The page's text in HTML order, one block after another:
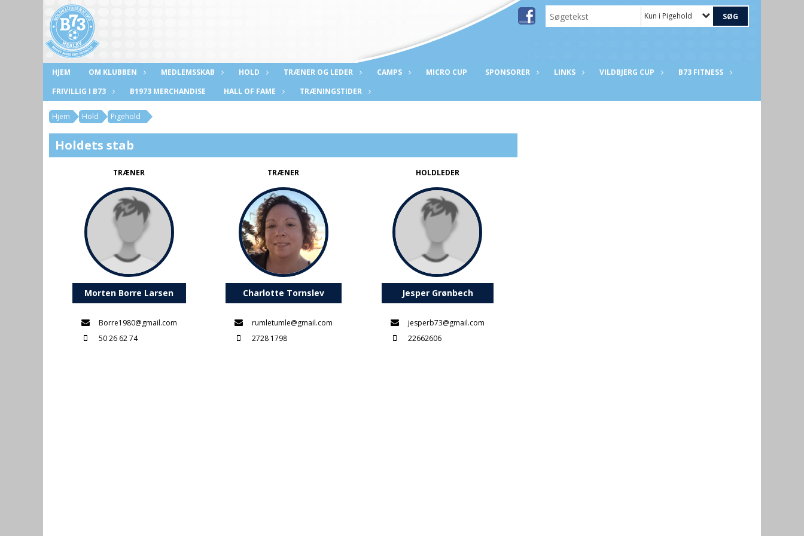
Kun i Pigehold
HJEM OM KLUBBEN MEDLEMSSKAB HOLD TRÆNER OG LEDER CAMPS MICRO CUP SPONSORER LINKS VILDBJERG CUP
B73 FITNESS
FRIVILLIG I B73
B1973 MERCHANDISE HALL OF FAME TRÆNINGSTIDER
Hjem Hold Pigehold
Holdets stab
TRÆNER
Morten Borre Larsen
Borre1980@gmail.com
50 26 62 74
TRÆNER
Charlotte Tornslev
rumletumle@gmail.com
2728 1798
HOLDLEDER
Jesper Grønbech
jesperb73@gmail.com
22662606